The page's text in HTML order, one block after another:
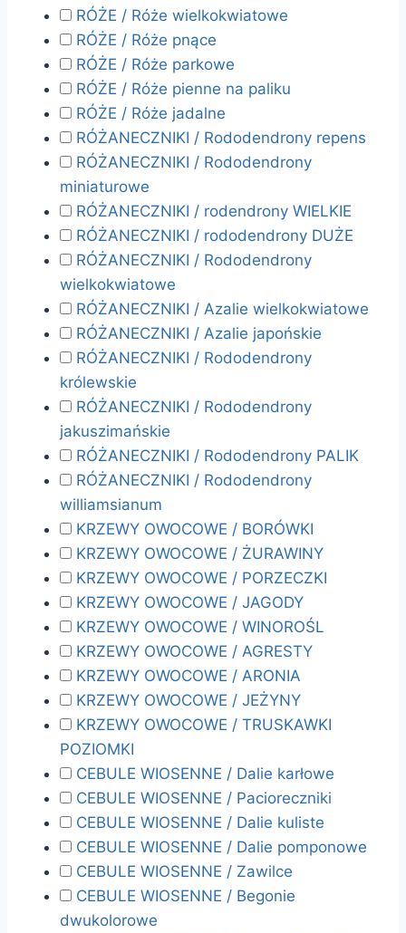
RÓŻE / Róże wielkokwiatowe
RÓŻE / Róże pnące
RÓŻE / Róże parkowe
RÓŻE / Róże pienne na paliku
RÓŻE / Róże jadalne
RÓŻANECZNIKI / Rododendrony repens
RÓŻANECZNIKI / Rododendrony
miniaturowe
RÓŻANECZNIKI / rodendrony WIELKIE
RÓŻANECZNIKI / rododendrony DUŻE
RÓŻANECZNIKI / Rododendrony
wielkokwiatowe
RÓŻANECZNIKI / Azalie wielkokwiatowe
RÓŻANECZNIKI / Azalie japońskie
RÓŻANECZNIKI / Rododendrony
królewskie
RÓŻANECZNIKI / Rododendrony
jakuszimańskie
RÓŻANECZNIKI / Rododendrony PALIK
RÓŻANECZNIKI / Rododendrony
williamsianum
KRZEWY OWOCOWE / BORÓWKI
KRZEWY OWOCOWE / ŻURAWINY
KRZEWY OWOCOWE / PORZECZKI
KRZEWY OWOCOWE / JAGODY
KRZEWY OWOCOWE / WINOROŚL
KRZEWY OWOCOWE / AGRESTY
KRZEWY OWOCOWE / ARONIA
KRZEWY OWOCOWE / JEŻYNY
KRZEWY OWOCOWE / TRUSKAWKI
POZIOMKI
CEBULE WIOSENNE / Dalie karłowe
CEBULE WIOSENNE / Pacioreczniki
CEBULE WIOSENNE / Dalie kuliste
CEBULE WIOSENNE / Dalie pomponowe
CEBULE WIOSENNE / Zawilce
CEBULE WIOSENNE / Begonie
dwukolorowe